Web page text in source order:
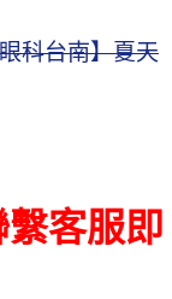
科台南】夏天
客服即